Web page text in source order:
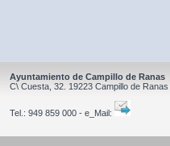
Ayuntamiento de Campillo de Ranas
C\ Cuesta, 32. 19223 Campillo de Ranas
Tel.: 949 859 000 - e_Mail: